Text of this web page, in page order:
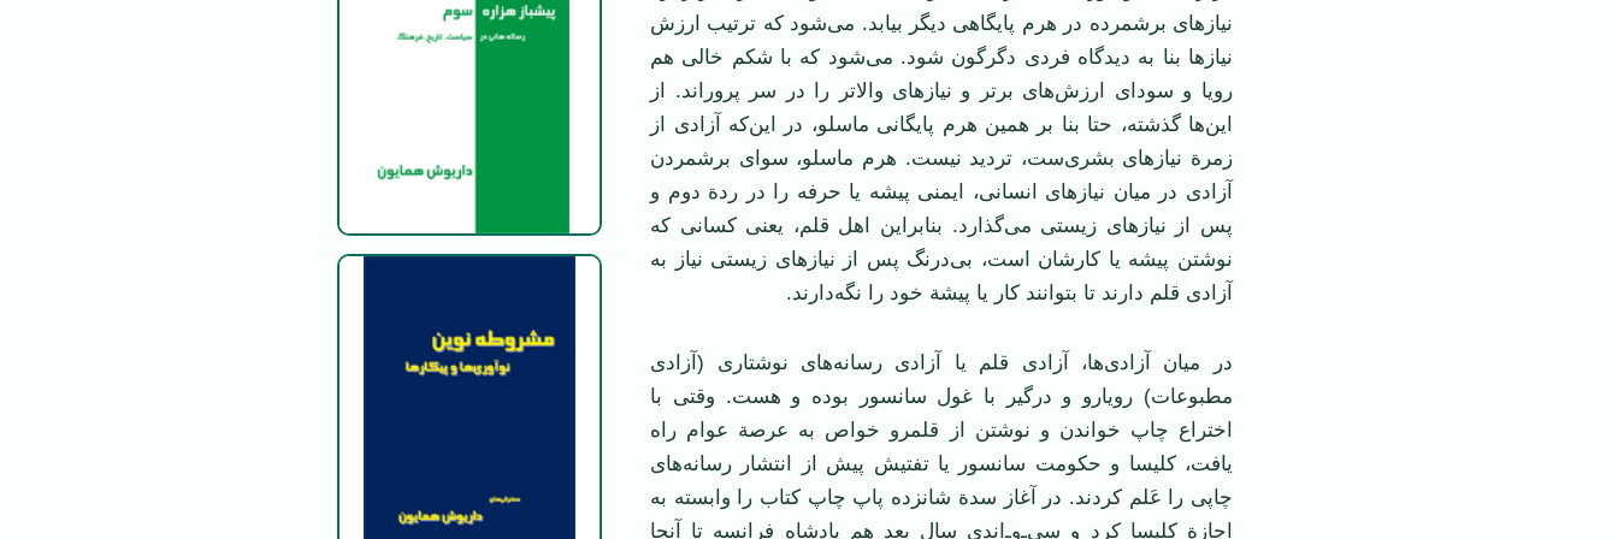
نیازهای برشمرده در هرم پایگاهی دیگر بیابد. می‌شود که ترتیب ارزش
نیازها بنا به دیدگاه فردی دگرگون شود. می‌شود که با شکم خالی هم
رویا و سودای ارزش‌های برتر و نیازهای والاتر را در سر پروراند. از
این‌ها گذشته، حتا بنا بر همین هرم پایگانی ماسلو، در این‌که آزادی از
زمرة نیازهای بشری‌ست، تردید نیست. هرم ماسلو، سوای برشمردن
آزادی در میان نیازهای انسانی، ایمنی پیشه یا حرفه را در ردة دوم و
پس از نیازهای زیستی می‌گذارد. بنابراین اهل قلم، یعنی کسانی که
نوشتن پیشه یا کارشان است، بی‌درنگ پس از نیازهای زیستی نیاز به
آزادی قلم دارند تا بتوانند کار یا پیشة خود را نگه‌دارند.
در میان آزادی‌ها، آزادی قلم یا آزادی رسانه‌های نوشتاری (آزادی
مطبوعات) رویارو و درگیر با غول سانسور بوده و هست. وقتی با
اختراع چاپ خواندن و نوشتن از قلمرو خواص به عرصة عوام راه
یافت، کلیسا و حکومت سانسور یا تفتیش پیش از انتشار رسانه‌های
چاپی را عَلم کردند. در آغاز سدة شانزده پاپ چاپ کتاب را وابسته به
اجازة کلیسا کرد و سی‌ـ‌و‌ـ‌اندی سال بعد هم پادشاه فرانسه تا آنجا